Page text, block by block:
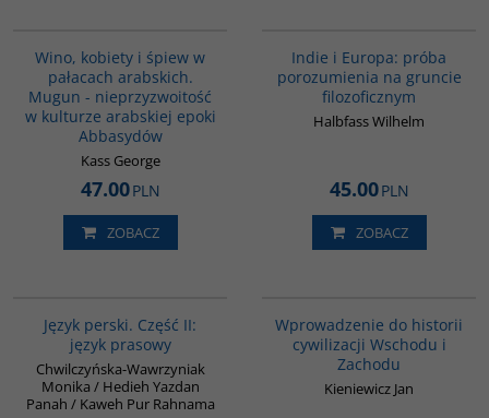
Wino, kobiety i śpiew w
pałacach arabskich.
Mugun - nieprzyzwoitość
w kulturze arabskiej epoki
Abbasydów
Kass George
47.00PLN
ZOBACZ
Indie i Europa: próba
porozumienia na gruncie
filozoficznym
Halbfass Wilhelm
45.00PLN
ZOBACZ
Język perski. Część II:
język prasowy
Chwilczyńska-Wawrzyniak
Monika / Hedieh Yazdan
Panah / Kaweh Pur Rahnama
Wprowadzenie do historii
cywilizacji Wschodu i
Zachodu
Kieniewicz Jan